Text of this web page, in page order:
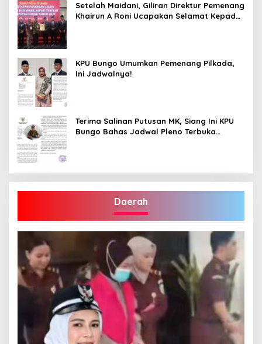
Setelah Maidani, Giliran Direktur Pemenang
Khairun A Roni Ucapakan Selamat Kepada
KPU Bungo Umumkan Pemenang Pilkada,
Ini Jadwalnya!
Terima Salinan Putusan MK, Siang Ini KPU
Bungo Bahas Jadwal Pleno Terbuka
Daerah